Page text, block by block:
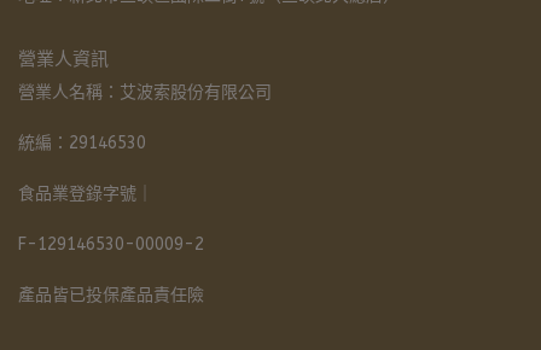
營業人資訊
營業人名稱：艾波索股份有限公司
統編：29146530
食品業登錄字號｜
F-129146530-00009-2
產品皆已投保產品責任險